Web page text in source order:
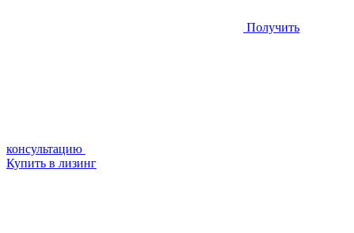
Получить
консультацию
Купить в лизинг